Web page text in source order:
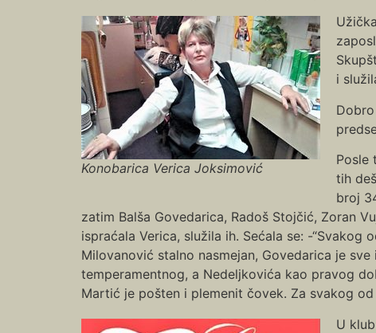
Konobarica Verica Joksimović
i
Posle
tih
broj
zatim Balša Govedarica, Radoš Stojčić, Zoran
ispraćala Verica, služila ih. Sećala se: -
Milovanović stalno nasmejan, Govedarica je
temperamentnog, a Nedeljkovića kao pravog
Martić je pošten i plemenit čovek. Za svakog
U